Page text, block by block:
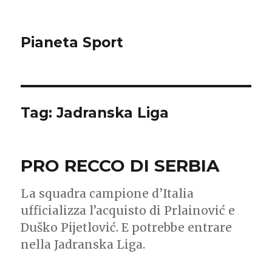
Pianeta Sport
Tag: Jadranska Liga
PRO RECCO DI SERBIA
La squadra campione d’Italia
ufficializza l’acquisto di Prlainović e
Duško Pijetlović. E potrebbe entrare
nella Jadranska Liga.